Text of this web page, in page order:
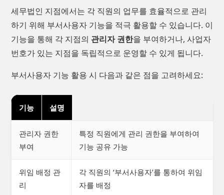
세무법인 지점에서는 각 직원의 업무를 효율적으로 관리
하기 위해 부서사용자 기능을 적극 활용할 수 있습니다. 이
기능을 통해 각 지점의 관리자 권한을 부여하거나, 사업자
번호가 있는 지점을 독립적으로 운영할 수 있게 됩니다.
부서사용자 기능 활용 시 다음과 같은 점을 고려하세요:
기능 설명
관리자 권한
부여
특정 직원에게 관리 권한을 부여하여
기능 공유 가능
위임 배정 관
리
각 직원의 ‘부서사용자’를 통하여 위임
자를 배정